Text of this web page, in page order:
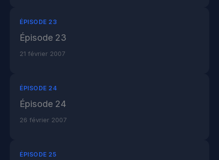
ÉPISODE 23
Épisode 23
21 février 2007
ÉPISODE 24
Épisode 24
26 février 2007
ÉPISODE 25